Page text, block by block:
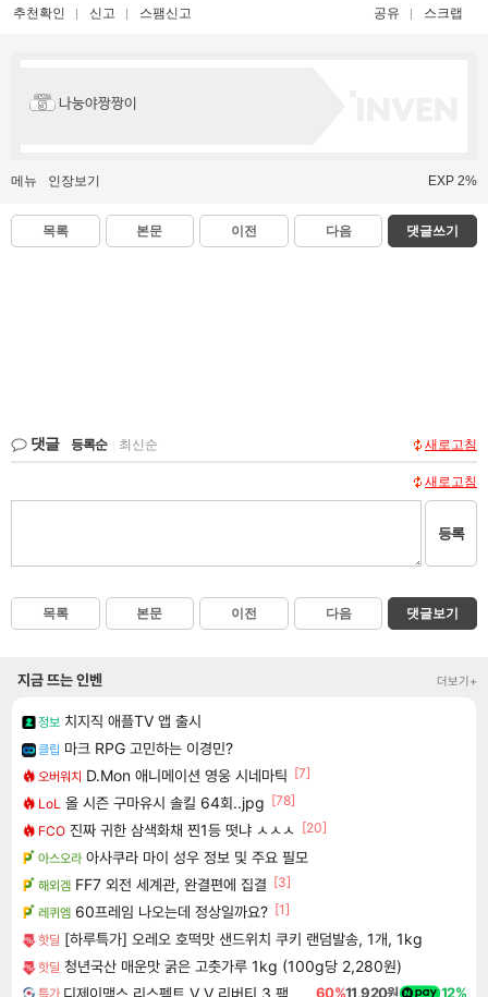
추천확인 신고 스팸신고 공유 스크랩
나눙야짱짱이
메뉴 인장보기 EXP 2%
목록 본문 이전 다음 댓글쓰기
댓글 등록순 최신순 새로고침
새로고침
등록
목록 본문 이전 다음 댓글보기
지금 뜨는 인벤 더보기+
정보 치지직 애플TV 앱 출시
클립 마크 RPG 고민하는 이경민?
오버워치 D.Mon 애니메이션 영웅 시네마틱 [7]
LoL 올 시즌 구마유시 솔킬 64회..jpg [78]
FCO 진짜 귀한 삼색화채 찐1등 떳냐 ㅅㅅㅅ [20]
아스오라 아사쿠라 마이 성우 정보 및 주요 필모
해외겜 FF7 외전 세계관, 완결편에 집결 [3]
레퀴엠 60프레임 나오는데 정상일까요? [1]
핫딜 [하루특가] 오레오 호떡맛 샌드위치 쿠키 랜덤발송, 1개, 1kg
핫딜 청년국산 매운맛 굵은 고춧가루 1kg (100g당 2,280원)
특가 60%11,920원 12%